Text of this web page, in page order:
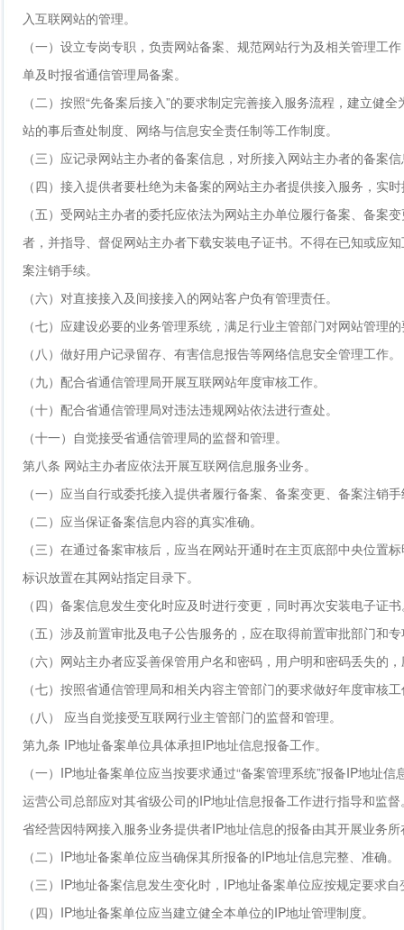
入互联网站的管理。
（一）设立专岗专职，负责网站备案、规范网站行为及相关管理
单及时报省通信管理局备案。
（二）按照“先备案后接入”的要求制定完善接入服务流程，建立
站的事后查处制度、网络与信息安全责任制等工作制度。
（三）应记录网站主办者的备案信息，对所接入网站主办者的备案
（四）接入提供者要杜绝为未备案的网站主办者提供接入服务，
（五）受网站主办者的委托应依法为网站主办单位履行备案、备
者，并指导、督促网站主办者下载安装电子证书。不得在已知或应
案注销手续。
（六）对直接接入及间接接入的网站客户负有管理责任。
（七）应建设必要的业务管理系统，满足行业主管部门对网站管理
（八）做好用户记录留存、有害信息报告等网络信息安全管理工作。
（九）配合省通信管理局开展互联网站年度审核工作。
（十）配合省通信管理局对违法违规网站依法进行查处。
（十一）自觉接受省通信管理局的监督和管理。
第八条 网站主办者应依法开展互联网信息服务业务。
（一）应当自行或委托接入提供者履行备案、备案变更、备案注销
（二）应当保证备案信息内容的真实准确。
（三）在通过备案审核后，应当在网站开通时在主页底部中央位置
标识放置在其网站指定目录下。
（四）备案信息发生变化时应及时进行变更，同时再次安装电子证
（五）涉及前置审批及电子公告服务的，应在取得前置审批部门
（六）网站主办者应妥善保管用户名和密码，用户明和密码丢失的
（七）按照省通信管理局和相关内容主管部门的要求做好年度审核
（八） 应当自觉接受互联网行业主管部门的监督和管理。
第九条 IP地址备案单位具体承担IP地址信息报备工作。
（一）IP地址备案单位应当按要求通过“备案管理系统”报备IP地址
运营公司总部应对其省级公司的IP地址信息报备工作进行指导和监
省经营因特网接入服务业务提供者IP地址信息的报备由其开展业务
（二）IP地址备案单位应当确保其所报备的IP地址信息完整、准确。
（三）IP地址备案信息发生变化时，IP地址备案单位应按规定要求
（四）IP地址备案单位应当建立健全本单位的IP地址管理制度。